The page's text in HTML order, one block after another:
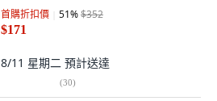
首購折扣價 51%$352
$171
8/11 星期二 預計送達
(30)